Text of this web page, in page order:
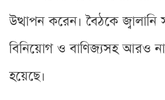
উত্থাপন করেন। বৈঠকে
বিনিয়োগ ও বাণিজ্যসহ আরও
হয়েছে।